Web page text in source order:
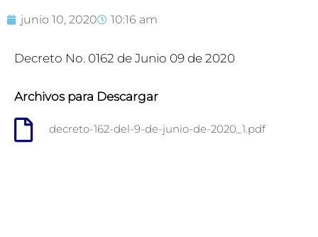
junio 10, 2020 10:16 am
Decreto No. 0162 de Junio 09 de 2020
Archivos para Descargar
decreto-162-del-9-de-junio-de-2020_1.pdf